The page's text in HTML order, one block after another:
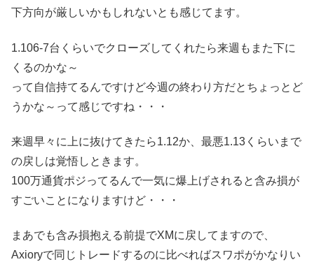
下方向が厳しいかもしれないとも感じてます。
1.106-7台くらいでクローズしてくれたら来週もまた下に
くるのかな～
って自信持てるんですけど今週の終わり方だとちょっとど
うかな～って感じですね・・・
来週早々に上に抜けてきたら1.12か、最悪1.13くらいまで
の戻しは覚悟しときます。
100万通貨ポジってるんで一気に爆上げされると含み損が
すごいことになりますけど・・・
まあでも含み損抱える前提でXMに戻してますので、
Axioryで同じトレードするのに比べればスワポがかなりい